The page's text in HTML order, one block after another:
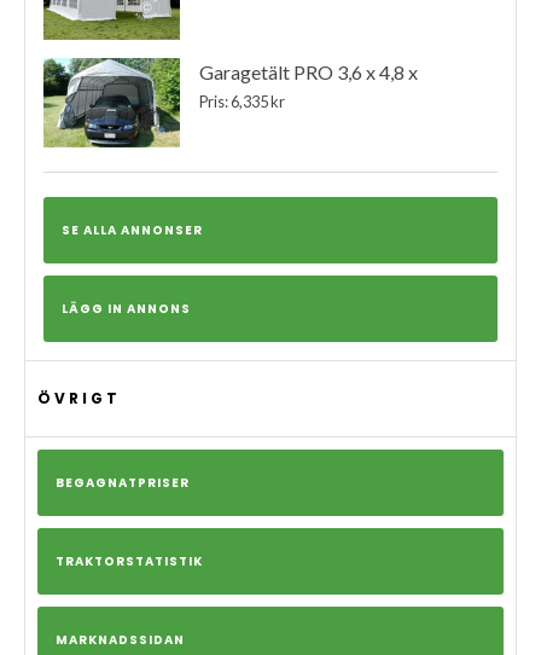
Garagetält PRO 3,6 x 4,8 x
Pris: 6,335 kr
SE ALLA ANNONSER
LÄGG IN ANNONS
ÖVRIGT
BEGAGNATPRISER
TRAKTORSTATISTIK
MARKNADSSIDAN